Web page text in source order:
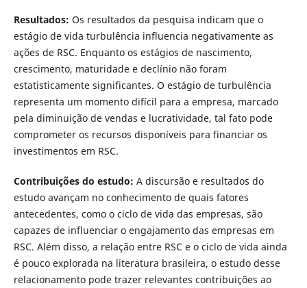
Resultados: Os resultados da pesquisa indicam que o
estágio de vida turbulência influencia negativamente as
ações de RSC. Enquanto os estágios de nascimento,
crescimento, maturidade e declínio não foram
estatisticamente significantes. O estágio de turbulência
representa um momento difícil para a empresa, marcado
pela diminuição de vendas e lucratividade, tal fato pode
comprometer os recursos disponíveis para financiar os
investimentos em RSC.
Contribuições do estudo: A discursão e resultados do
estudo avançam no conhecimento de quais fatores
antecedentes, como o ciclo de vida das empresas, são
capazes de influenciar o engajamento das empresas em
RSC. Além disso, a relação entre RSC e o ciclo de vida ainda
é pouco explorada na literatura brasileira, o estudo desse
relacionamento pode trazer relevantes contribuições ao